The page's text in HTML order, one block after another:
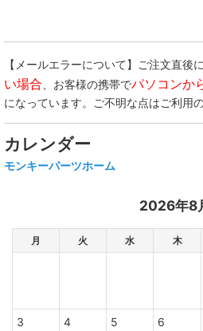
【メールエラーについて】ご注文直後に
い場合 、お客様の携帯でパソコンか
になっています。ご不明な点はご利用
カレンダー
モンキーパーツホーム
2026年8
月 火 水 木
3 4 5 6